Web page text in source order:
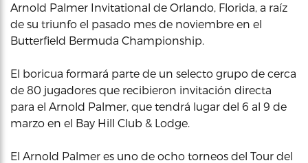
Arnold Palmer Invitational de Orlando, Florida, a raíz
de su triunfo el pasado mes de noviembre en el
Butterfield Bermuda Championship.
El boricua formará parte de un selecto grupo de cerca
de 80 jugadores que recibieron invitación directa
para el Arnold Palmer, que tendrá lugar del 6 al 9 de
marzo en el Bay Hill Club & Lodge.
El Arnold Palmer es uno de ocho torneos del Tour del